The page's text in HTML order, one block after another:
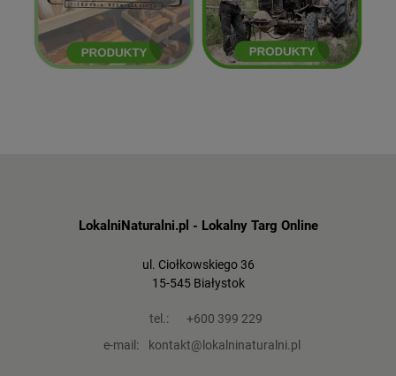
LokalniNaturalni.pl - Lokalny Targ Online
ul. Ciołkowskiego 36
15-545 Białystok
tel.:
+600 399 229
e-mail:
kontakt@lokalninaturalni.pl